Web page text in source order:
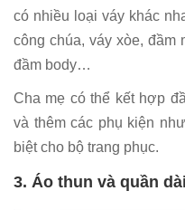
có nhiều loại váy khác
công chúa, váy xòe, đầm
đầm body…
Cha mẹ có thể kết hợp
và thêm các phụ kiện
biệt cho bộ trang phục.
3. Áo thun và quần dài